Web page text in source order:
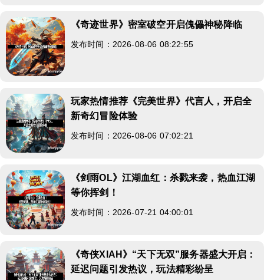
《奇迹世界》密室破空开启傀儡神秘降临
发布时间：2026-08-06 08:22:55
玩家热情推荐《完美世界》代言人，开启全
新奇幻冒险体验
发布时间：2026-08-06 07:02:21
《剑雨OL》江湖血红：杀戮来袭，热血江湖
等你挥剑！
发布时间：2026-07-21 04:00:01
《奇侠XIAH》“天下无双”服务器盛大开启：
延迟问题引发热议，玩法精彩纷呈